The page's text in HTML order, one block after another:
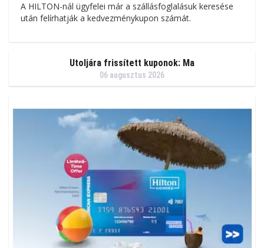
A HILTON-nál ügyfelei már a szállásfoglalásuk keresése
után felírhatják a kedvezménykupon számát.
Utoljára frissített kuponok: Ma
06 augusztus 2026